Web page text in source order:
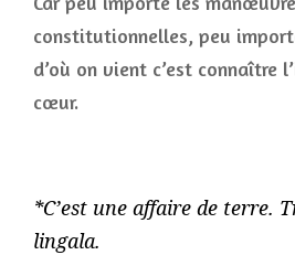
constitutionnelles, peu
d’où on vient c’est connaître
cœur.
*C’est une affaire de terre.
lingala.